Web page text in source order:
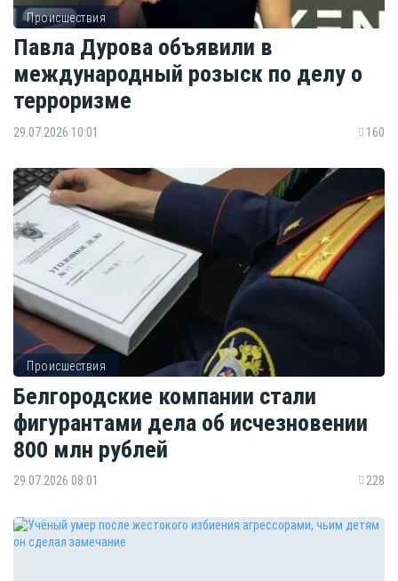
Происшествия
Павла Дурова объявили в
международный розыск по делу о
терроризме
29.07.2026 10:01 160
Происшествия
Белгородские компании стали
фигурантами дела об исчезновении
800 млн рублей
29.07.2026 08:01 228